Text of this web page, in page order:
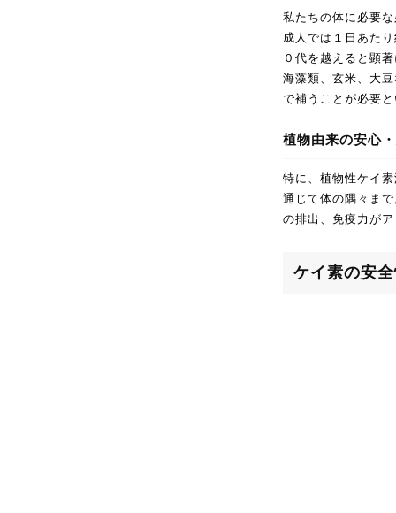
私たちの体に必要
成人では１日あた
０代を越えると顕
海藻類、玄米、大
で補うことが必要
植物由来の安心
特に、植物性ケイ
通じて体の隅々ま
の排出、免疫力が
ケイ素の安